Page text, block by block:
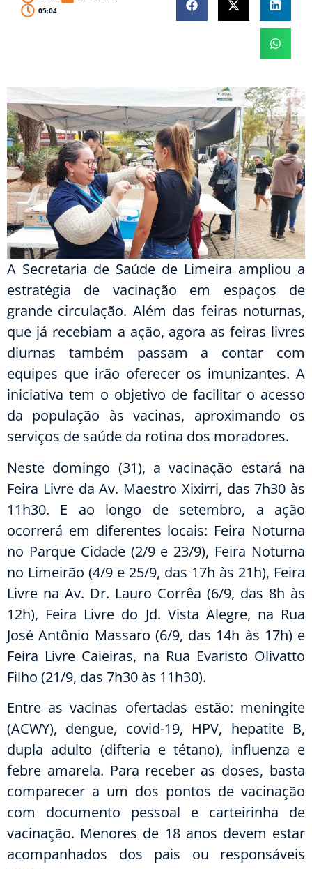
05:04
A Secretaria de Saúde de Limeira ampliou a
estratégia de vacinação em espaços de
grande circulação. Além das feiras noturnas,
que já recebiam a ação, agora as feiras livres
diurnas também passam a contar com
equipes que irão oferecer os imunizantes. A
iniciativa tem o objetivo de facilitar o acesso
da população às vacinas, aproximando os
serviços de saúde da rotina dos moradores.
Neste domingo (31), a vacinação estará na
Feira Livre da Av. Maestro Xixirri, das 7h30 às
11h30. E ao longo de setembro, a ação
ocorrerá em diferentes locais: Feira Noturna
no Parque Cidade (2/9 e 23/9), Feira Noturna
no Limeirão (4/9 e 25/9, das 17h às 21h), Feira
Livre na Av. Dr. Lauro Corrêa (6/9, das 8h às
12h), Feira Livre do Jd. Vista Alegre, na Rua
José Antônio Massaro (6/9, das 14h às 17h) e
Feira Livre Caieiras, na Rua Evaristo Olivatto
Filho (21/9, das 7h30 às 11h30).
Entre as vacinas ofertadas estão: meningite
(ACWY), dengue, covid-19, HPV, hepatite B,
dupla adulto (difteria e tétano), influenza e
febre amarela. Para receber as doses, basta
comparecer a um dos pontos de vacinação
com documento pessoal e carteirinha de
vacinação. Menores de 18 anos devem estar
acompanhados dos pais ou responsáveis